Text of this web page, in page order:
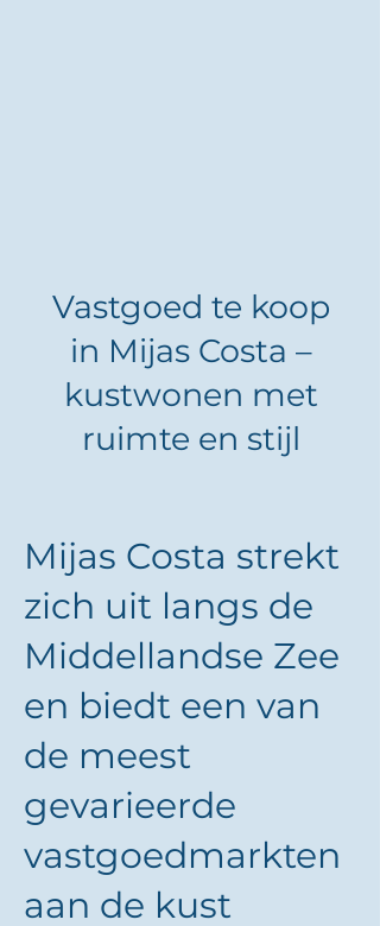
Vastgoed te koop
in Mijas Costa –
kustwonen met
ruimte en stijl
Mijas Costa strekt
zich uit langs de
Middellandse Zee
en biedt een van
de meest
gevarieerde
vastgoedmarkten
aan de kust